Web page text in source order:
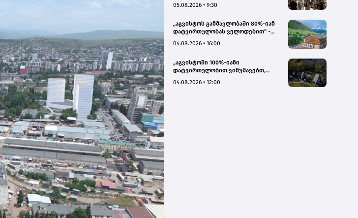
წარმოდგენილი
05.08.2026 • 9:30
„აგვისტოს განმავლობაში 80%-იან
დატვირთულობას ველოდებით“ -
04.08.2026 • 16:00
„აგვისტოში 100%-იანი
დატვირთულობით ვიმუშავებთ,
სექტემბერშიც ნარჩუნდება“ - HAERI
04.08.2026 • 12:00